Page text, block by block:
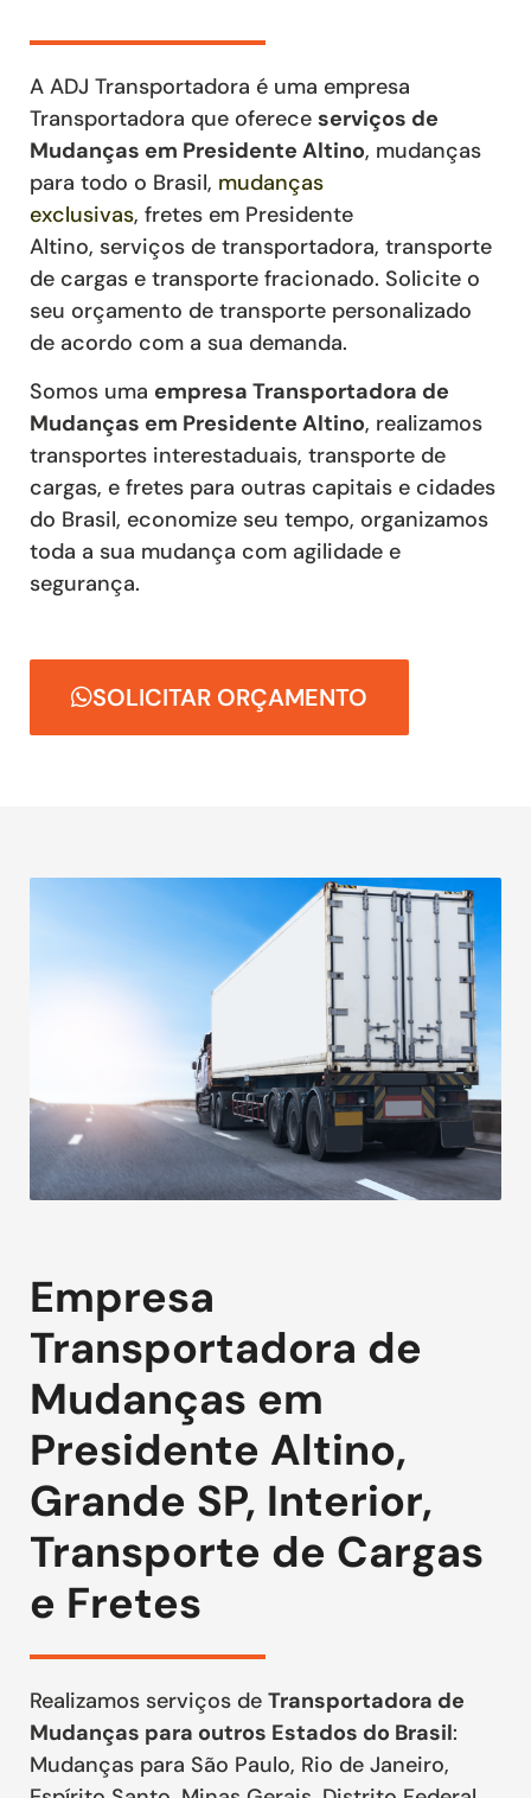
A ADJ Transportadora é uma empresa
Transportadora que oferece serviços de
Mudanças em Presidente Altino, mudanças
para todo o Brasil, mudanças
exclusivas, fretes em Presidente
Altino, serviços de transportadora, transporte
de cargas e transporte fracionado. Solicite o
seu orçamento de transporte personalizado
de acordo com a sua demanda.
Somos uma empresa Transportadora de
Mudanças em Presidente Altino, realizamos
transportes interestaduais, transporte de
cargas, e fretes para outras capitais e cidades
do Brasil, economize seu tempo, organizamos
toda a sua mudança com agilidade e
segurança.
SOLICITAR ORÇAMENTO
Empresa
Transportadora de
Mudanças em
Presidente Altino,
Grande SP, Interior,
Transporte de Cargas
e Fretes
Realizamos serviços de Transportadora de
Mudanças para outros Estados do Brasil:
Mudanças para São Paulo, Rio de Janeiro,